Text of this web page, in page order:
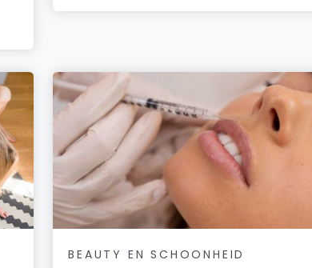
BEAUTY EN SCHOONHEID